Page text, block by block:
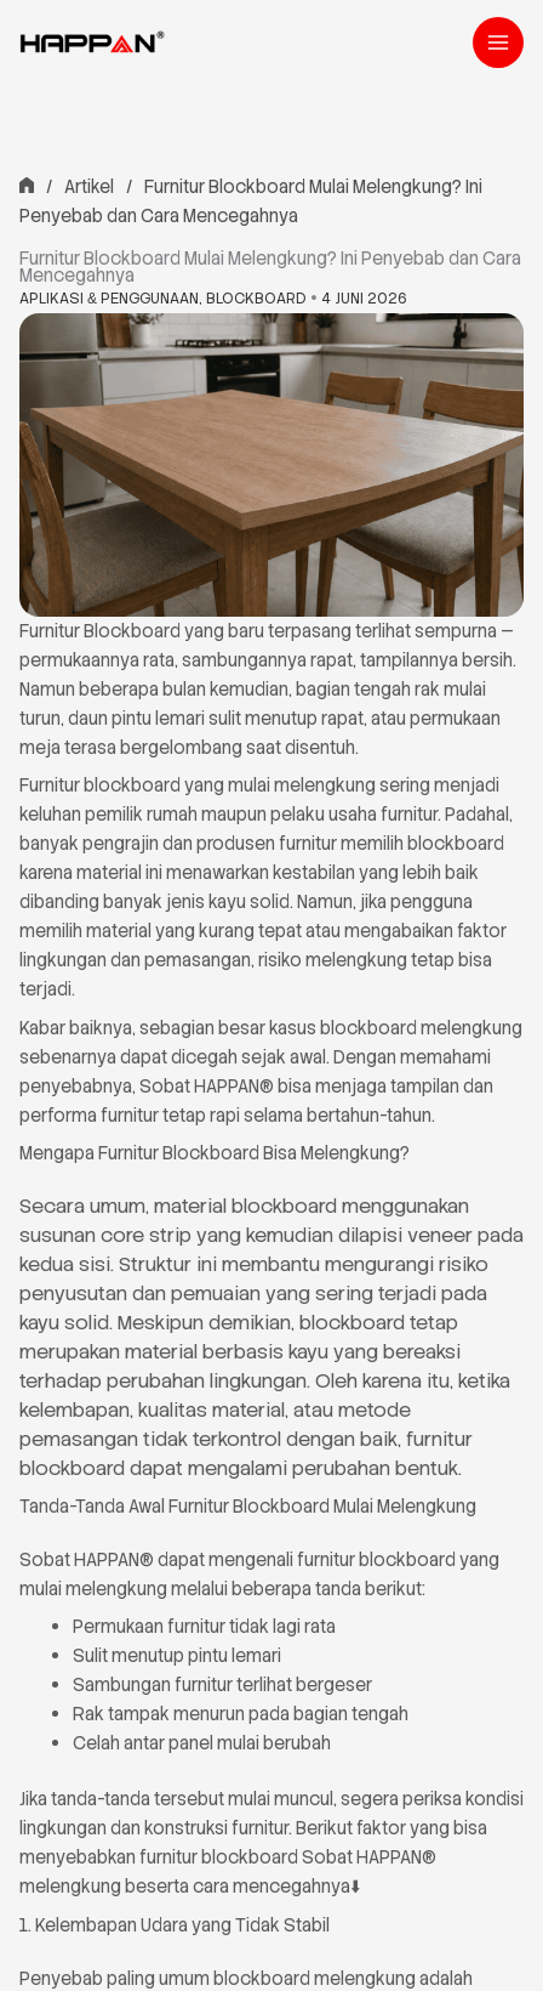
Artikel
Furnitur Blockboard Mulai Melengkung? Ini
Penyebab dan Cara Mencegahnya
Furnitur Blockboard Mulai Melengkung? Ini Penyebab dan Cara
Mencegahnya
APLIKASI & PENGGUNAAN, BLOCKBOARD 4 JUNI 2026
Furnitur Blockboard yang baru terpasang terlihat sempurna —
permukaannya rata, sambungannya rapat, tampilannya bersih.
Namun beberapa bulan kemudian, bagian tengah rak mulai
turun, daun pintu lemari sulit menutup rapat, atau permukaan
meja terasa bergelombang saat disentuh.
Furnitur blockboard yang mulai melengkung sering menjadi
keluhan pemilik rumah maupun pelaku usaha furnitur. Padahal,
banyak pengrajin dan produsen furnitur memilih blockboard
karena material ini menawarkan kestabilan yang lebih baik
dibanding banyak jenis kayu solid. Namun, jika pengguna
memilih material yang kurang tepat atau mengabaikan faktor
lingkungan dan pemasangan, risiko melengkung tetap bisa
terjadi.
Kabar baiknya, sebagian besar kasus blockboard melengkung
sebenarnya dapat dicegah sejak awal. Dengan memahami
penyebabnya, Sobat HAPPAN® bisa menjaga tampilan dan
performa furnitur tetap rapi selama bertahun-tahun.
Mengapa Furnitur Blockboard Bisa Melengkung?
Secara umum, material blockboard menggunakan
susunan core strip yang kemudian dilapisi veneer pada
kedua sisi.Struktur ini membantu mengurangi risiko
penyusutan dan pemuaian yang sering terjadi pada
kayu solid. Meskipun demikian, blockboard tetap
merupakan material berbasis kayu yang bereaksi
terhadap perubahan lingkungan. Oleh karena itu, ketika
kelembapan, kualitas material, atau metode
pemasangan tidak terkontrol dengan baik, furnitur
blockboard dapat mengalami perubahan bentuk.
Tanda-Tanda Awal Furnitur Blockboard Mulai Melengkung
Sobat HAPPAN® dapat mengenali furnitur blockboard yang
mulai melengkung melalui beberapa tanda berikut:
Permukaan furnitur tidak lagi rata
Sulit menutup pintu lemari
Sambungan furnitur terlihat bergeser
Rak tampak menurun pada bagian tengah
Celah antar panel mulai berubah
Jika tanda-tanda tersebut mulai muncul, segera periksa kondisi
lingkungan dan konstruksi furnitur. Berikut faktor yang bisa
menyebabkan furnitur blockboard Sobat HAPPAN®
melengkung beserta cara mencegahnya⬇️
1. Kelembapan Udara yang Tidak Stabil
Penyebab paling umum blockboard melengkung adalah